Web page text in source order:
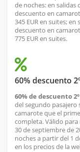
de noches: en salidas
descuento en
345 EUR en suites; en
descuento en
775 EUR en suites.
60% descuento
60% de descuento
del segundo pasajero
camarote que el
completa. Válido para
30 de septiembre de
noches a partir del 1
en los precios de la